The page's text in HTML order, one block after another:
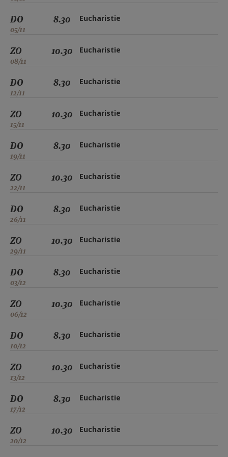
DO
05/11
8.30 Eucharistie
ZO
08/11
10.30 Eucharistie
DO
12/11
8.30 Eucharistie
ZO
15/11
10.30 Eucharistie
DO
19/11
8.30 Eucharistie
ZO
22/11
10.30 Eucharistie
DO
26/11
8.30 Eucharistie
ZO
29/11
10.30 Eucharistie
DO
03/12
8.30 Eucharistie
ZO
06/12
10.30 Eucharistie
DO
10/12
8.30 Eucharistie
ZO
13/12
10.30 Eucharistie
DO
17/12
8.30 Eucharistie
ZO
20/12
10.30 Eucharistie